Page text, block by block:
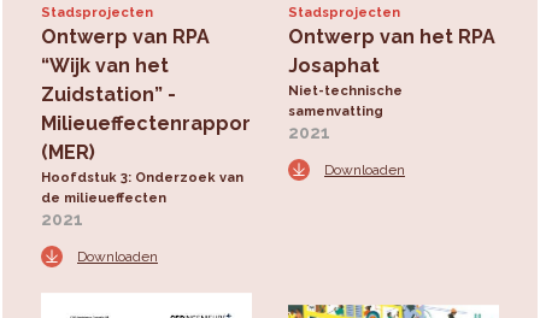
Stadsprojecten
Ontwerp van RPA
“Wijk van het
Zuidstation” -
Milieueffectenrapport
(MER)
Hoofdstuk 3: Onderzoek van
de milieueffecten
2021
Downloaden
Stadsprojecten
Ontwerp van het RPA
Josaphat
Niet-technische
samenvatting
2021
Downloaden